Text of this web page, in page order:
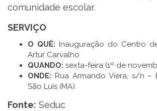
comunidade escolar.
SERVIÇO
O QUÊ: Inauguração do Centro
Artur Carvalho
QUANDO: sexta-feira (1º de
ONDE: Rua Armando Viera, s/n –
São Luís (MA).
Fonte: Seduc